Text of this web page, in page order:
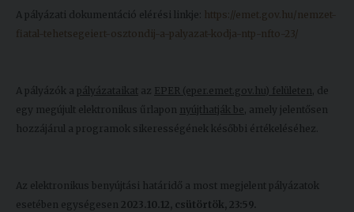
A pályázati dokumentáció elérési linkje: https://emet.gov.hu/nemzet-
fiatal-tehetsegeiert-osztondij-a-palyazat-kodja-ntp-nfto-23/
A pályázók a pályázataikat az EPER (eper.emet.gov.hu) felületen, de
egy megújult elektronikus űrlapon nyújthatják be, amely jelentősen
hozzájárul a programok sikerességének későbbi értékeléséhez.
Az elektronikus benyújtási határidő a most megjelent pályázatok
esetében egységesen 2023.10.12, csütörtök, 23:59.